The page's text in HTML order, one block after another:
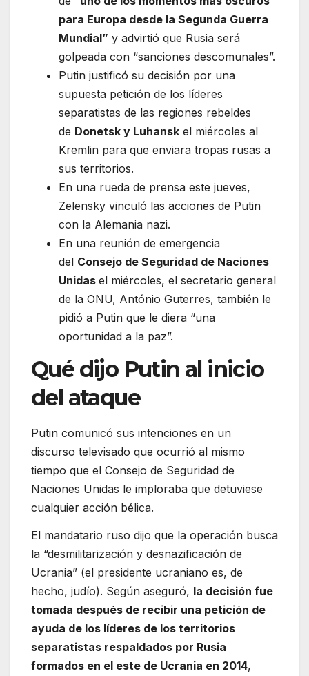
para Europa desde la Segunda Guerra
Mundial” y advirtió que Rusia será
golpeada con “sanciones descomunales”.
Putin justificó su decisión por una
supuesta petición de los líderes
separatistas de las regiones rebeldes
de Donetsk y Luhansk el miércoles al
Kremlin para que enviara tropas rusas a
sus territorios.
En una rueda de prensa este jueves,
Zelensky vinculó las acciones de Putin
con la Alemania nazi.
En una reunión de emergencia
del Consejo de Seguridad de Naciones
Unidas el miércoles, el secretario general
de la ONU, António Guterres, también le
pidió a Putin que le diera “una
oportunidad a la paz”.
Qué dijo Putin al inicio
del ataque
Putin comunicó sus intenciones en un
discurso televisado que ocurrió al mismo
tiempo que el Consejo de Seguridad de
Naciones Unidas le imploraba que detuviese
cualquier acción bélica.
El mandatario ruso dijo que la operación busca
la “desmilitarización y desnazificación de
Ucrania” (el presidente ucraniano es, de
hecho, judío). Según aseguró, la decisión fue
tomada después de recibir una petición de
ayuda de los líderes de los territorios
separatistas respaldados por Rusia
formados en el este de Ucrania en 2014,